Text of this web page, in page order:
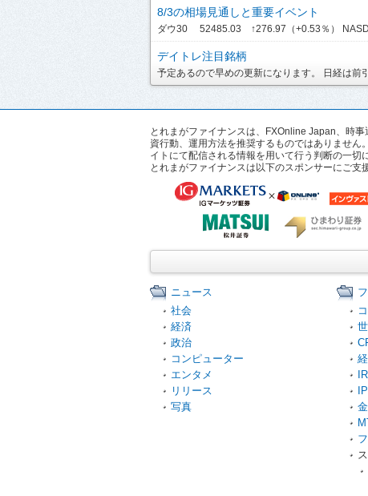
8/3の相場見通しと重要イベント
ダウ30 52485.03 ↑276.97（+0.53％）
デイトレ注目銘柄
予定あるので早めの更新になります。 日経は前
とれまがファイナンスは、FXOnline Japan、時
資行動、運用方法を推奨するものではありませ
イトにて配信される情報を用いて行う判断の一切
とれまがファイナンスは以下のスポンサーにご支
ニュース
社会
経済
政治
コンピューター
エンタメ
リリース
写真